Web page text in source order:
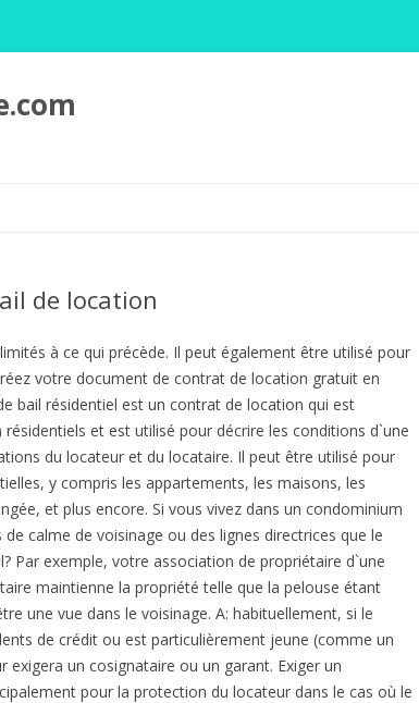
de location
à ce qui précède. Il peut également être utilisé pour
votre document de contrat de location gratuit en
bail résidentiel est un contrat de location qui est
et est utilisé pour décrire les conditions d`une
du locateur et du locataire. Il peut être utilisé pour
y compris les appartements, les maisons, les
et plus encore. Si vous vivez dans un condominium
calme de voisinage ou des lignes directrices que le
Par exemple, votre association de propriétaire d`une
maintienne la propriété telle que la pelouse étant
une vue dans le voisinage. A: habituellement, si le
de crédit ou est particulièrement jeune (comme un
un cosignataire ou un garant. Exiger un
pour la protection du locateur dans le cas où le